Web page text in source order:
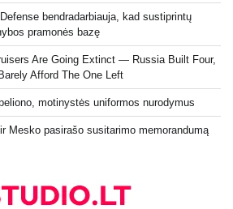
bendradarbiauja, kad sustiprintų
pramonės bazę
Are Going Extinct — Russia Built Four,
Afford The One Left
motinystės uniformos nurodymus
Mesko pasirašo susitarimo memorandumą